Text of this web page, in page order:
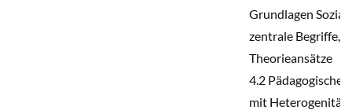
Grundlagen
zentrale Begriffe,
Theorieansätze
4.2 Pädagogischer
mit Heterogenität